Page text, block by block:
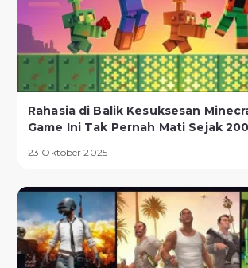
Rahasia di Balik Kesuksesan
Game Ini Tak Pernah Mati Sejak
23 Oktober 2025